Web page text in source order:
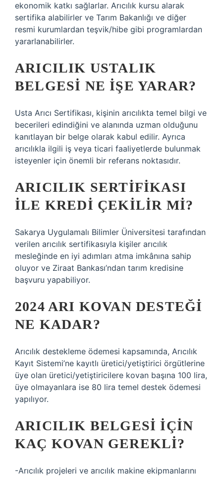
ekonomik katkı sağlarlar. Arıcılık kursu alarak
sertifika alabilirler ve Tarım Bakanlığı ve diğer
resmi kurumlardan teşvik/hibe gibi programlardan
yararlanabilirler.
ARICILIK USTALIK
BELGESI NE IŞE YARAR?
Usta Arıcı Sertifikası, kişinin arıcılıkta temel bilgi ve
becerileri edindiğini ve alanında uzman olduğunu
kanıtlayan bir belge olarak kabul edilir. Ayrıca
arıcılıkla ilgili iş veya ticari faaliyetlerde bulunmak
isteyenler için önemli bir referans noktasıdır.
ARICILIK SERTIFIKASI
ILE KREDI ÇEKILIR MI?
Sakarya Uygulamalı Bilimler Üniversitesi tarafından
verilen arıcılık sertifikasıyla kişiler arıcılık
mesleğinde en iyi adımları atma imkânına sahip
oluyor ve Ziraat Bankası’ndan tarım kredisine
başvuru yapabiliyor.
2024 ARI KOVAN DESTEĞI
NE KADAR?
Arıcılık destekleme ödemesi kapsamında, Arıcılık
Kayıt Sistemi’ne kayıtlı üretici/yetiştirici örgütlerine
üye olan üretici/yetiştiricilere kovan başına 100 lira,
üye olmayanlara ise 80 lira temel destek ödemesi
yapılıyor.
ARICILIK BELGESI IÇIN
KAÇ KOVAN GEREKLI?
-Arıcılık projeleri ve arıcılık makine ekipmanlarını